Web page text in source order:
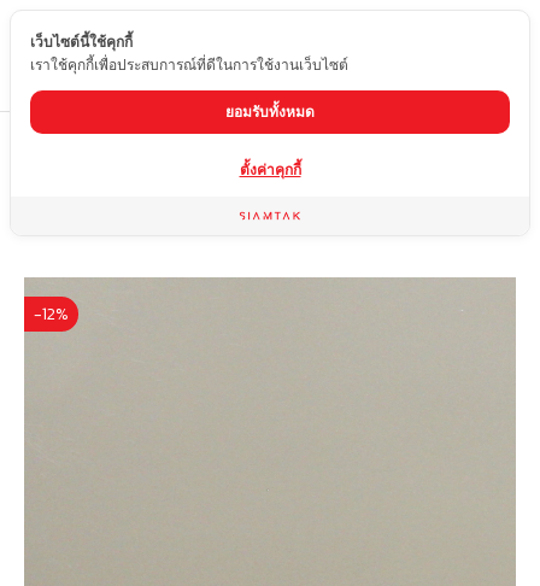
TH
หินควอทซ์
-12%
เว็บไซต์นี้ใช้คุกกี้
เราใช้คุกกี้เพื่อประสบการณ์ที่ดีในการใช้งานเว็บไซต์
ยอมรับทั้งหมด
ตั้งค่าคุกกี้